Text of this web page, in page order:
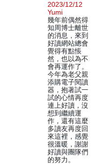
2023/12/12
Yumi
幾年前偶然得
知周博士離世
的消息，來到
好讀網站總會
覺得有點悵
然，也以為不
會再運作了。
今年為老父親
添購電子閱讀
器，抱著試一
試的心情再度
連上好讀，沒
想到繼續運
作，還有這麼
多讀友再度回
來這裡，感覺
很溫暖，謝謝
好讀與團隊們
的努力。